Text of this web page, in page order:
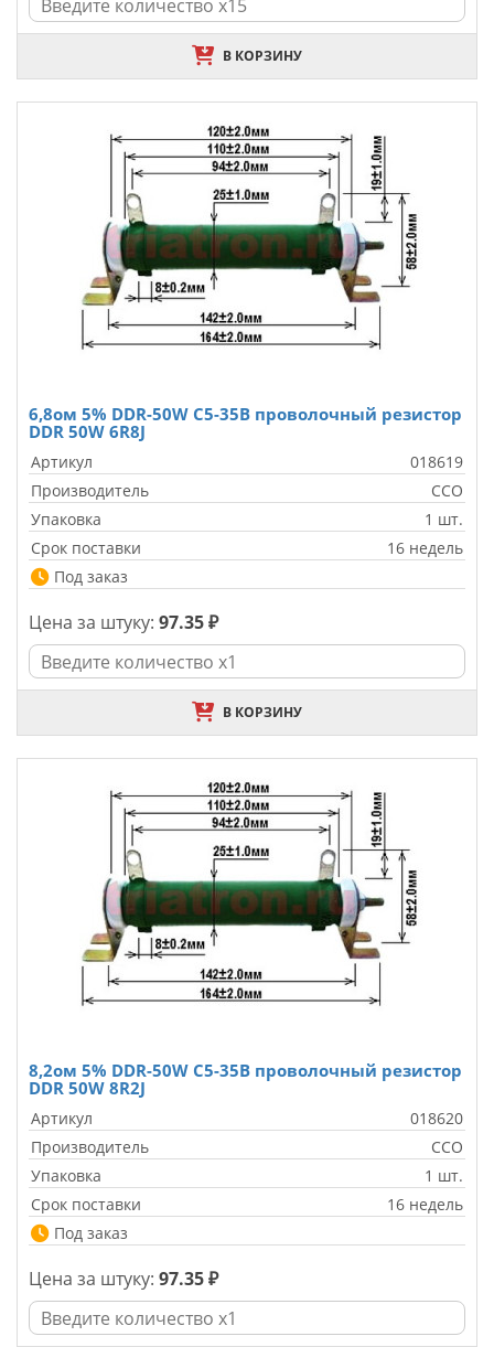
В КОРЗИНУ
6,8ом 5% DDR-50W С5-35В проволочный резистор
DDR 50W 6R8J
Артикул
018619
Производитель
CCO
Упаковка
1 шт.
Срок поставки
16 недель
Под заказ
Цена за штуку: 97.35 ₽
В КОРЗИНУ
8,2ом 5% DDR-50W С5-35В проволочный резистор
DDR 50W 8R2J
Артикул
018620
Производитель
CCO
Упаковка
1 шт.
Срок поставки
16 недель
Под заказ
Цена за штуку: 97.35 ₽